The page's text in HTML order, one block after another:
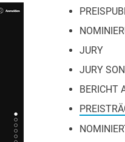
JURY
JURY
BERICHT